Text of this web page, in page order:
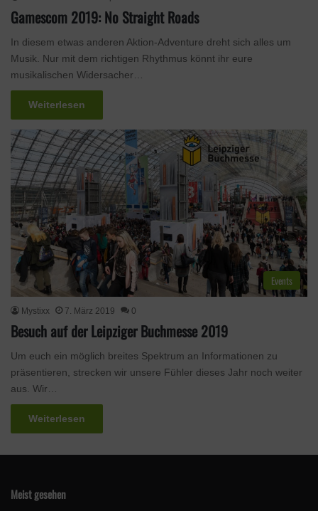
Gamescom 2019: No Straight Roads
In diesem etwas anderen Aktion-Adventure dreht sich alles um
Musik. Nur mit dem richtigen Rhythmus könnt ihr eure
musikalischen Widersacher…
Weiterlesen
Events
Mystixx 7. März 2019 0
Besuch auf der Leipziger Buchmesse 2019
Um euch ein möglich breites Spektrum an Informationen zu
präsentieren, strecken wir unsere Fühler dieses Jahr noch weiter
aus. Wir…
Weiterlesen
Meist gesehen